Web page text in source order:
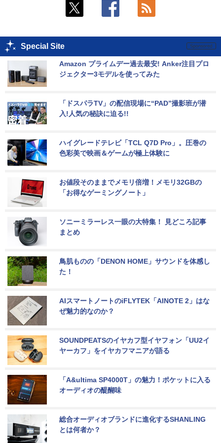
Special Site
Amazon プライムデー過去最安! Anker注目プロ
ジェクター3モデルを使ってみた
「ドスパラTV」の配信現場に“PAD”撮影班が潜
入!人気の秘訣に迫る!!
ハイグレードテレビ「TCL Q7D Pro」。圧巻の
色彩美で映画＆ゲームが極上体験に
お値段そのままでメモリ倍増！メモリ32GBの
「お得なゲーミングノート」
ソニーミラーレス一眼の大特集！ 見どころ記事
まとめ
鳥肌ものの「DENON HOME」サウンドを体感し
た！
AIスマートノートのiFLYTEK「AINOTE 2」はな
ぜ魅力的なのか？
SOUNDPEATSのイヤカフ型イヤフォン「UU2イ
ヤーカフ」をイヤカフマニアが語る
「A&ultima SP4000T」の魅力！ポケットに入る
オーディオの醍醐味
総合オーディオブランドに進化するSHANLING
とは何者か？